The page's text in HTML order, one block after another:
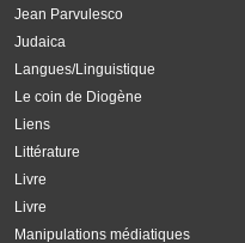
Jean Parvulesco
Judaica
Langues/Linguistique
Le coin de Diogène
Liens
Littérature
Livre
Livre
Manipulations médiatiques